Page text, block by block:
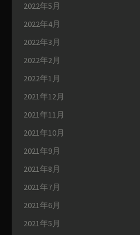
2022年5月
2022年4月
2022年3月
2022年2月
2022年1月
2021年12月
2021年11月
2021年10月
2021年9月
2021年8月
2021年7月
2021年6月
2021年5月